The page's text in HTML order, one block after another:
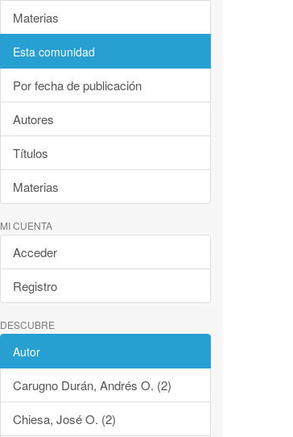
Materias
Esta comunidad
Por fecha de publicación
Autores
Títulos
Materias
MI CUENTA
Acceder
Registro
DESCUBRE
Autor
Carugno Durán, Andrés O. (2)
Chiesa, José O. (2)